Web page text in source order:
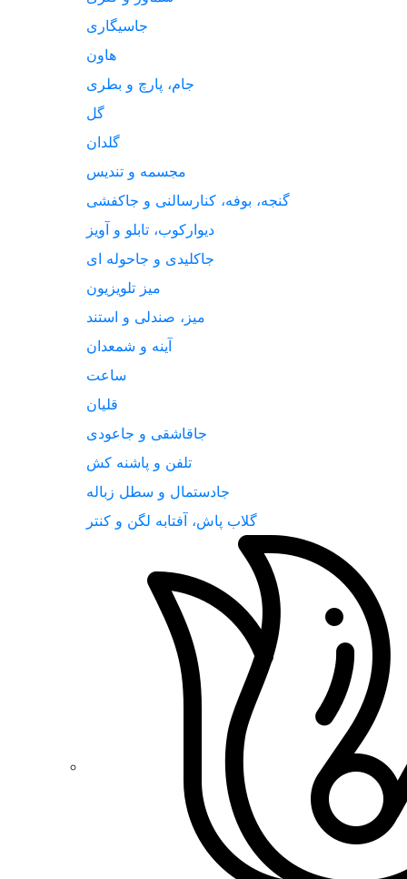
جاسیگاری
هاون
جام، پارچ و بطری
گل
گلدان
مجسمه و تندیس
گنجه، بوفه، کنارسالنی و جاکفشی
دیوارکوب، تابلو و آویز
جاکلیدی و جاحوله ای
میز تلویزیون
میز، صندلی و استند
آینه و شمعدان
ساعت
قلیان
جاقاشقی و جاعودی
تلفن و پاشنه کش
جادستمال و سطل زباله
گلاب پاش، آفتابه لگن و کنتر